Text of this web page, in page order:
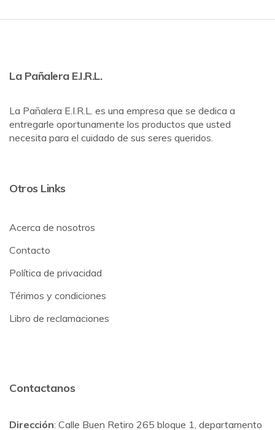
La Pañalera E.I.R.L.
La Pañalera E.I.R.L. es una empresa que se dedica a
entregarle oportunamente los productos que usted
necesita para el cuidado de sus seres queridos.
Otros Links
Acerca de nosotros
Contacto
Política de privacidad
Térimos y condiciones
Libro de reclamaciones
Contactanos
Dirección: Calle Buen Retiro 265 bloque 1, departamento